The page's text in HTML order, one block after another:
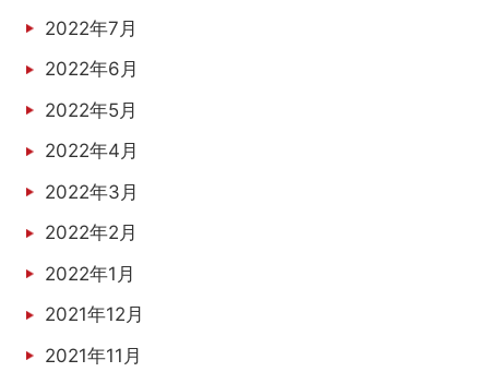
2022年7月
2022年6月
2022年5月
2022年4月
2022年3月
2022年2月
2022年1月
2021年12月
2021年11月